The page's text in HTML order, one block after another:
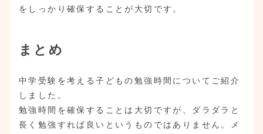
をしっかり確保することが大切です。
まとめ
中学受験を考える子どもの勉強時間についてご紹介
しました。
勉強時間を確保することは大切ですが、ダラダラと
長く勉強すれば良いというものではありません。メ